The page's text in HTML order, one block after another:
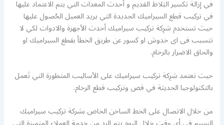
في إزالة تكسير البَلاط القديم و أحدث المعدات التي يتم الاعتماد عليها
في تركيب قطع السيراميك الجديدة التي يريد العميل الحُصول عليها
حيث تستخدم شرِكة تركيب سيراميك أحدث الأجهزة والادوات لكي لا
تتسبب فى اى خدوش او كسور عن طريق الخطأ بقطع السيراميك او
والحاق الاضرار بالرخام.
حيث تعتمد شرِكة تركيب سيراميك على الأساليب المتطورة التي تَعمل
بالتكنولوجيا الحديثة في قص وتركيب قطع الرخام.
من خلال الاتصال على الخط الساخن الخاص بشركة تركيب سيراميك